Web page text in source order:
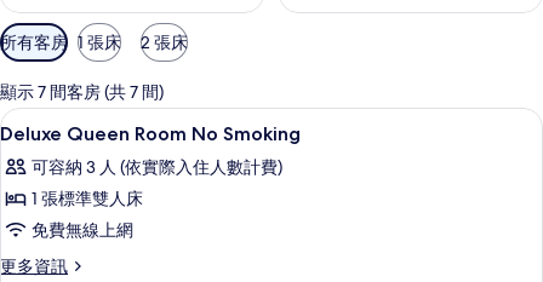
可
用
的
客
房
篩
選
條
所有客房 1 張床 2 張床
顯示 7 間客房 (共 7 間)
顯
示
Deluxe
Queen
Room
No
客房內保險箱、熨斗/熨衣板、免費無
1
Deluxe Queen Room No Smoking
可容納 3 人 (依實際入住人數計費)
1 張標準雙人床
免費無線上網
更多資訊
更